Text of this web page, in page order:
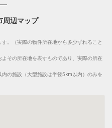
周辺マップ
。（実際の物件所在地から多少ずれること
その所在地を表すものであり、実際の所在
の施設（大型施設は半径5km以内）のみを